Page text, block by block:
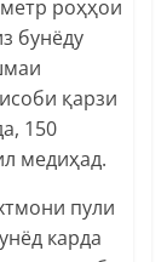
роҳҳои
бунёду
қарзи
150
медиҳад.
пули
карда